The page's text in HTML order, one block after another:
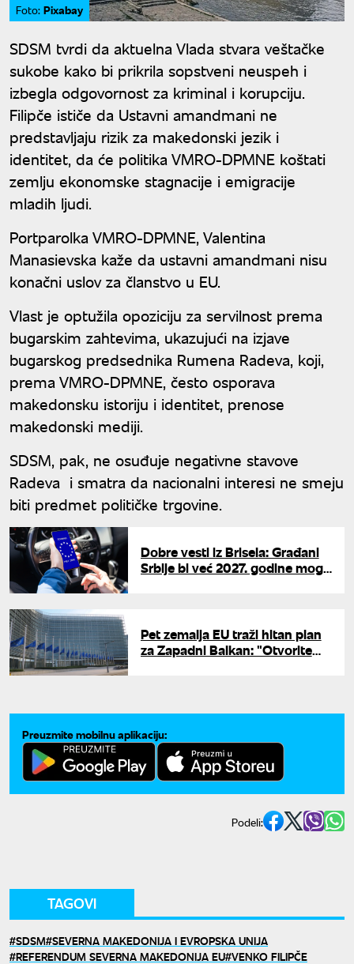
Foto: Pixabay
SDSM tvrdi da aktuelna Vlada stvara veštačke
sukobe kako bi prikrila sopstveni neuspeh i
izbegla odgovornost za kriminal i korupciju.
Filipče ističe da Ustavni amandmani ne
predstavljaju rizik za makedonski jezik i
identitet, da će politika VMRO-DPMNE koštati
zemlju ekonomske stagnacije i emigracije
mladih ljudi.
Portparolka VMRO-DPMNE, Valentina
Manasievska kaže da ustavni amandmani nisu
konačni uslov za članstvo u EU.
Vlast je optužila opoziciju za servilnost prema
bugarskim zahtevima, ukazujući na izjave
bugarskog predsednika Rumena Radeva, koji,
prema VMRO-DPMNE, često osporava
makedonsku istoriju i identitet, prenose
makedonski mediji.
SDSM, pak, ne osuđuje negativne stavove
Radeva i smatra da nacionalni interesi ne smeju
biti predmet političke trgovine.
Dobre vesti iz Brisela: Građani
Srbije bi već 2027. godine mogli
Pet zemalja EU traži hitan plan
za Zapadni Balkan: "Otvorite
Preuzmite mobilnu aplikaciju:
Podeli:
TAGOVI
SDSM SEVERNA MAKEDONIJA I EVROPSKA UNIJA
REFERENDUM SEVERNA MAKEDONIJA EU VENKO FILIPČE